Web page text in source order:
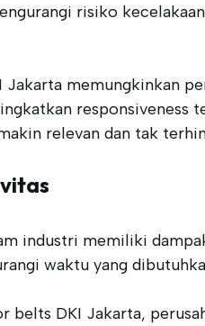
risiko
memungkinkan
responsiveness
relevan dan tak
industri memiliki
waktu yang
belts DKI Jakarta,